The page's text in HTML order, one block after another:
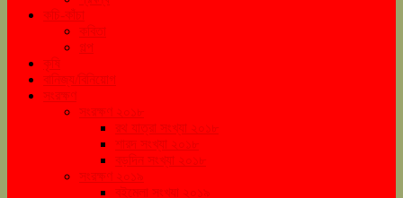
কচি-কাঁচা
কবিতা
গল্প
কৃষি
বানিজ্য/বিনিয়োগ
সংরক্ষণ
সংরক্ষণ ২০১৮
রথ যাত্রা সংখ্যা ২০১৮
শারদ সংখ্যা ২০১৮
বড়দিন সংখ্যা ২০১৮
সংরক্ষণ ২০১৯
বইমেলা সংখ্যা ২০১৯